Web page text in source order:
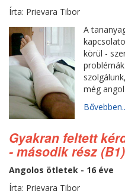
Írta: Prievara Tibor
A
körül -
még
Gyakran feltett
- második rész (B1)
Angolos ötletek - 16 éve
Írta: Prievara Tibor